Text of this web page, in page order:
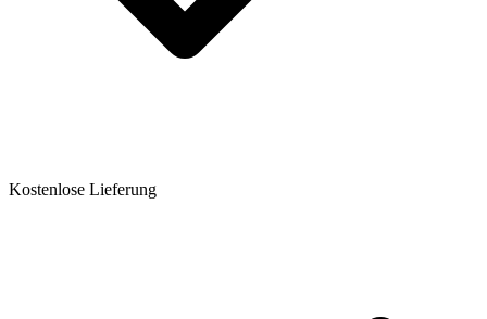
Kostenlose Lieferung